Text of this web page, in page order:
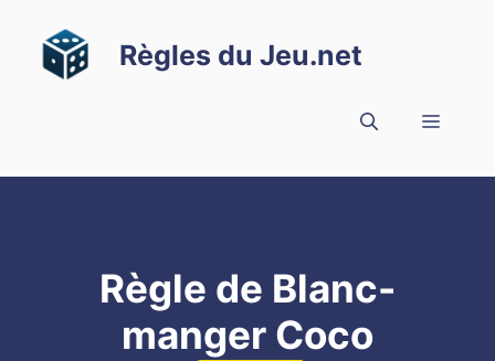
contenu
Règles du Jeu.net
Menu
Règle de Blanc-
manger Coco